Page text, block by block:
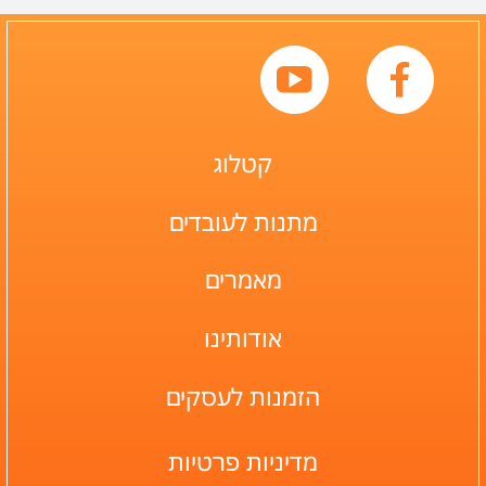
קטלוג
מתנות לעובדים
מאמרים
אודותינו
הזמנות לעסקים
מדיניות פרטיות